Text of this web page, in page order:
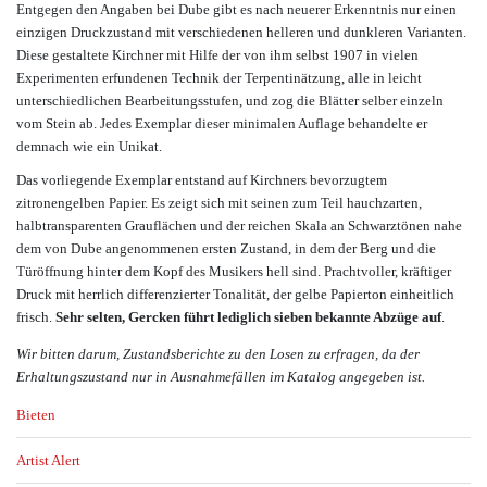
Entgegen den Angaben bei Dube gibt es nach neuerer Erkenntnis nur einen
einzigen Druckzustand mit verschiedenen helleren und dunkleren Varianten.
Diese gestaltete Kirchner mit Hilfe der von ihm selbst 1907 in vielen
Experimenten erfundenen Technik der Terpentinätzung, alle in leicht
unterschiedlichen Bearbeitungsstufen, und zog die Blätter selber einzeln
vom Stein ab. Jedes Exemplar dieser minimalen Auflage behandelte er
demnach wie ein Unikat.
Das vorliegende Exemplar entstand auf Kirchners bevorzugtem
zitronengelben Papier. Es zeigt sich mit seinen zum Teil hauchzarten,
halbtransparenten Grauflächen und der reichen Skala an Schwarztönen nahe
dem von Dube angenommenen ersten Zustand, in dem der Berg und die
Türöffnung hinter dem Kopf des Musikers hell sind. Prachtvoller, kräftiger
Druck mit herrlich differenzierter Tonalität, der gelbe Papierton einheitlich
frisch. Sehr selten, Gercken führt lediglich sieben bekannte Abzüge auf.
Wir bitten darum, Zustandsberichte zu den Losen zu erfragen, da der
Erhaltungszustand nur in Ausnahmefällen im Katalog angegeben ist.
Bieten
Artist Alert